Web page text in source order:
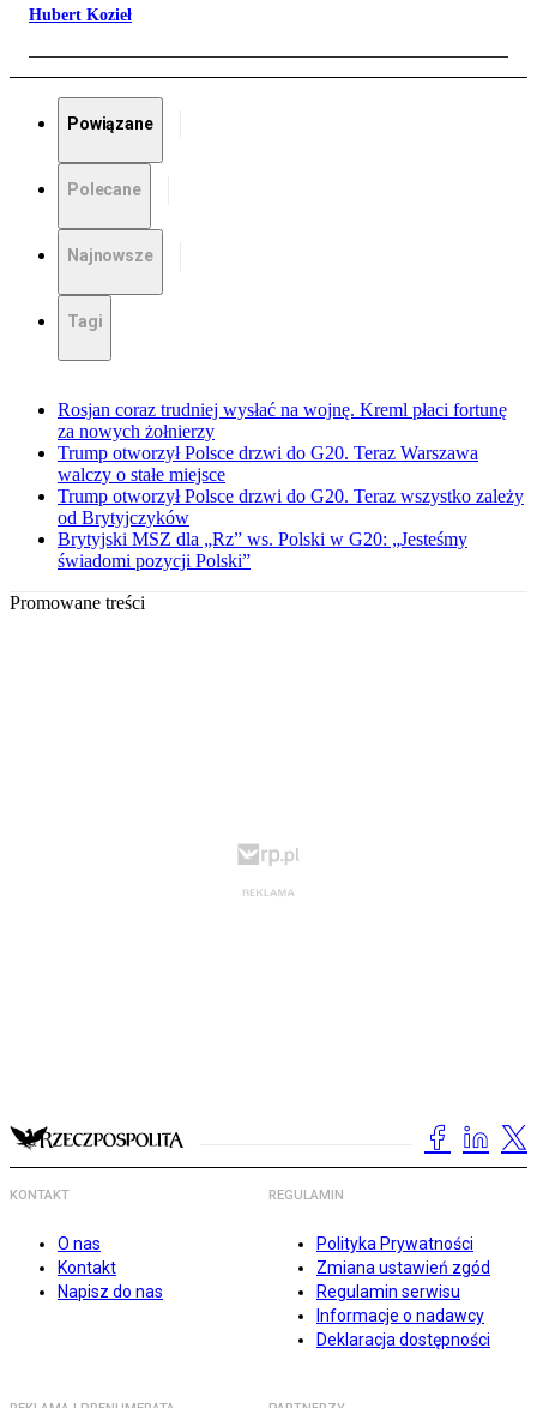
Hubert Kozieł
Powiązane
Polecane
Najnowsze
Tagi
Rosjan coraz trudniej wysłać na wojnę. Kreml płaci fortunę
za nowych żołnierzy
Trump otworzył Polsce drzwi do G20. Teraz Warszawa
walczy o stałe miejsce
Trump otworzył Polsce drzwi do G20. Teraz wszystko zależy
od Brytyjczyków
Brytyjski MSZ dla „Rz” ws. Polski w G20: „Jesteśmy
świadomi pozycji Polski”
Promowane treści
KONTAKT
O nas
Kontakt
Napisz do nas
REGULAMIN
Polityka Prywatności
Zmiana ustawień zgód
Regulamin serwisu
Informacje o nadawcy
Deklaracja dostępności